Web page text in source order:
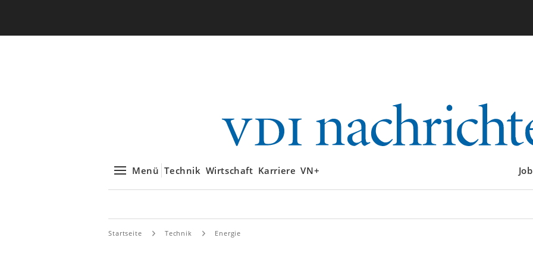
Menü Technik Wirtschaft Karriere VN+
Startseite Technik Energie